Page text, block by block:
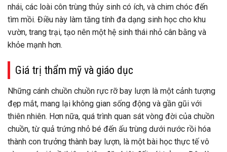
nhái, các loài côn trùng thủy sinh có ích, và chim chóc đến
tìm mồi. Điều này làm tăng tính đa dạng sinh học cho khu
vườn, trang trại, tạo nên một hệ sinh thái nhỏ cân bằng và
khỏe mạnh hơn.
Giá trị thẩm mỹ và giáo dục
Những cánh chuồn chuồn rực rỡ bay lượn là một cảnh tượng
đẹp mắt, mang lại không gian sống động và gần gũi với
thiên nhiên. Hơn nữa, quá trình quan sát vòng đời của chuồn
chuồn, từ quả trứng nhỏ bé đến ấu trùng dưới nước rồi hóa
thành con trưởng thành bay lượn, là một bài học thực tế vô